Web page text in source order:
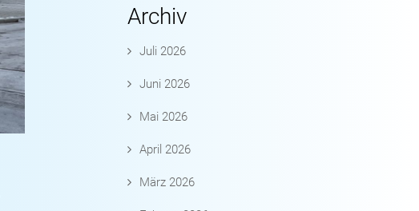
Archiv
Juli 2026
Juni 2026
Mai 2026
April 2026
März 2026